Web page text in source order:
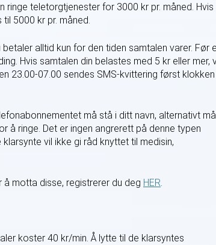
teletorgtjenester for 3000 kr pr. måned. Hvis
5000 kr pr. måned.
alltid kun for den tiden samtalen varer. Før
Hvis samtalen din belastes med 5 kr eller mer,
23.00-07.00 sendes SMS-kvittering først klokken
må stå i ditt navn, alternativt må
å ringe. Det er ingen angrerett på denne typen
vil ikke gi råd knyttet til medisin,
motta disse, registrerer du deg HER.
koster 40 kr/min. Å lytte til de klarsyntes